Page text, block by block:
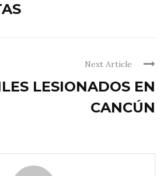
Next Article
LESIONADOS EN
CANCÚN